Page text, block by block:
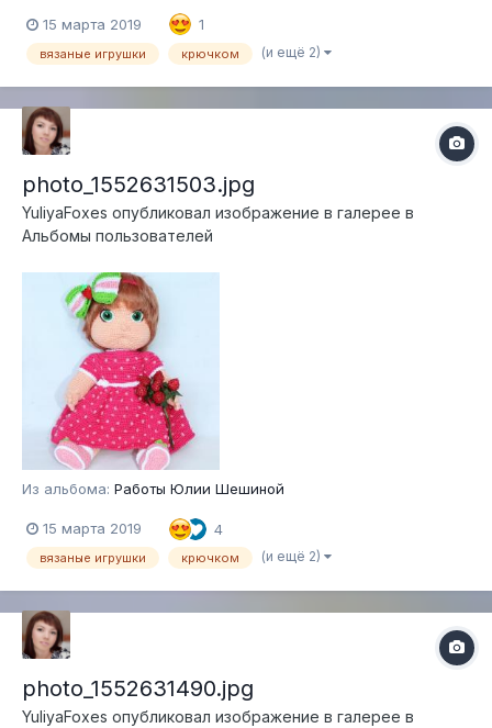
15 марта 2019 1
вязаные игрушки крючком (и ещё 2)
photo_1552631503.jpg
YuliyaFoxes опубликовал изображение в галерее в
Альбомы пользователей
Из альбома: Работы Юлии Шешиной
15 марта 2019 4
вязаные игрушки крючком (и ещё 2)
photo_1552631490.jpg
YuliyaFoxes опубликовал изображение в галерее в